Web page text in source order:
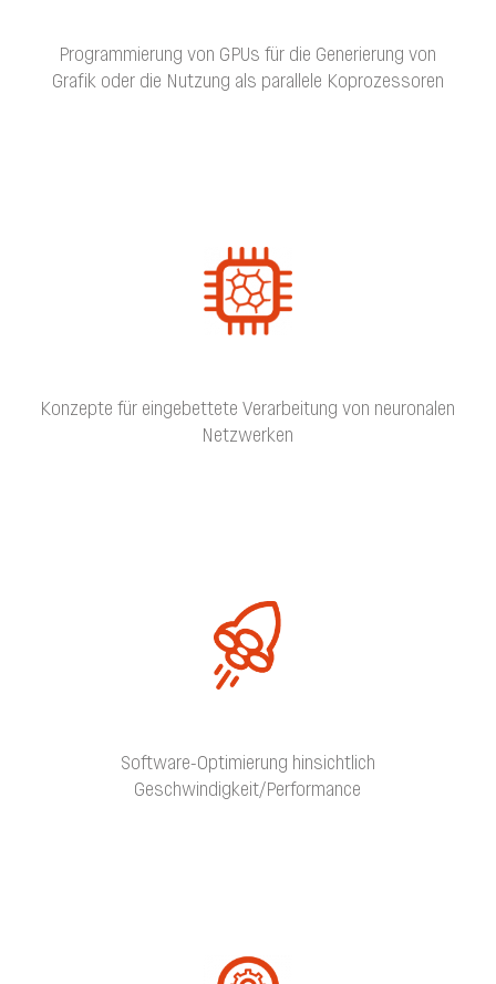
Programmierung von GPUs für die Generierung von
Grafik oder die Nutzung als parallele Koprozessoren
Konzepte für eingebettete Verarbeitung von neuronalen
Netzwerken
Software-Optimierung hinsichtlich
Geschwindigkeit/Performance